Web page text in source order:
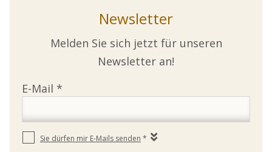
Newsletter
Melden Sie sich jetzt für unseren
Newsletter an!